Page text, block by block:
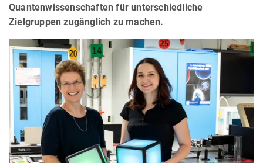
Quantenwissenschaften für unterschiedliche
Zielgruppen zugänglich zu machen.